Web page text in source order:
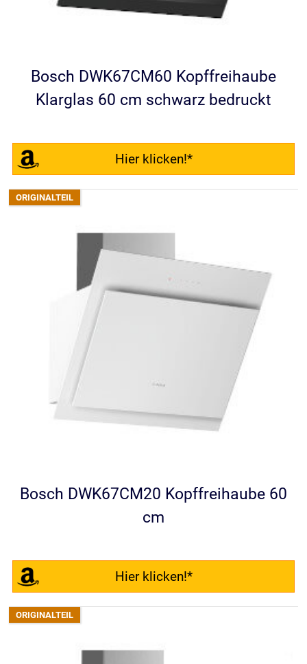
Bosch DWK67CM60 Kopffreihaube
Klarglas 60 cm schwarz bedruckt
Hier klicken!*
Bosch DWK67CM20 Kopffreihaube 60
cm
Hier klicken!*